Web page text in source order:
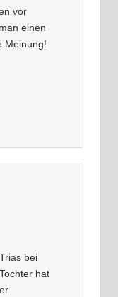
vor
einen
Meinung!
bei
hat